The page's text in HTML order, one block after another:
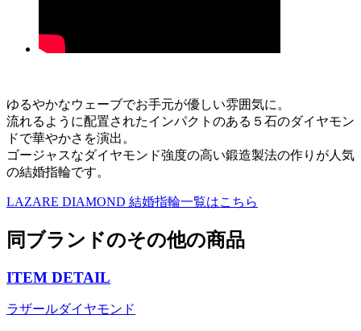
ゆるやかなウェーブでお手元が優しい雰囲気に。
流れるように配置されたインパクトのある５石のダイヤモン
ドで華やかさを演出。
ゴージャスなダイヤモンド強度の高い鍛造製法の作りが人気
の結婚指輪です。
LAZARE DIAMOND 結婚指輪一覧はこちら
同ブランドのその他の商品
ITEM DETAIL
ラザールダイヤモンド